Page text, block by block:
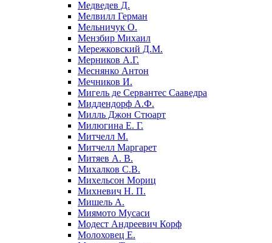
Медведев Д.
Мелвилл Герман
Мельничук О.
Мензбир Михаил
Мережковский Д.М.
Мерников А.Г.
Меснянко Антон
Мечников И.
Мигель де Сервантес Сааведра
Миддендорф А.Ф.
Милль Джон Стюарт
Милюгина Е. Г.
Митчелл М.
Митчелл Маргарет
Митяев А. В.
Михалков С.В.
Михельсон Мориц
Михневич Н. П.
Мишель А.
Миямото Мусаси
Модест Андреевич Корф
Молоховец Е.